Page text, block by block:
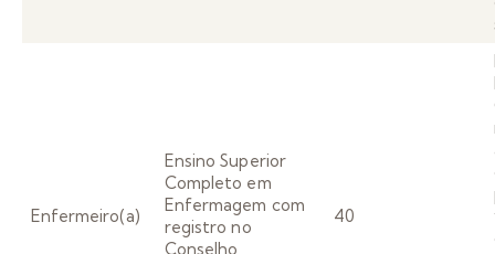
Enfermeiro(a)
Ensino Superior
Completo em
Enfermagem com
registro no
Conselho
40